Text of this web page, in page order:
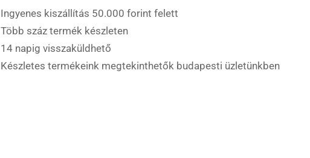
Ingyenes kiszállítás 50.000 forint felett
Több száz termék készleten
14 napig visszaküldhető
Készletes termékeink megtekinthetők budapesti üzletünkben